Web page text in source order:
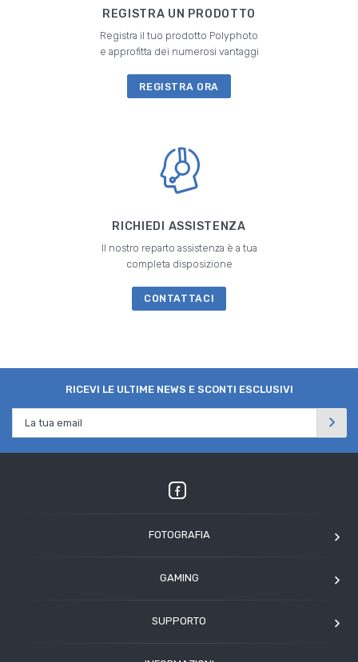
REGISTRA UN PRODOTTO
Registra il tuo prodotto Polyphoto
e approfitta dei numerosi vantaggi
REGISTRA ORA
RICHIEDI ASSISTENZA
Il nostro reparto assistenza è a tua
completa disposizione
CONTATTACI
RICEVI LE ULTIME NEWS E SCONTI ESCLUSIVI
FOTOGRAFIA
Angelbird
GAMING
Arcade1Up
SUPPORTO